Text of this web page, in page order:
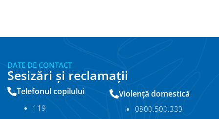
DATE DE CONTACT
Sesizări și reclamații
Telefonul copilului
11 9
Violență domestică
0800.500.333